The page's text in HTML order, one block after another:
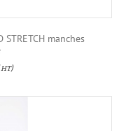
manches
HT)